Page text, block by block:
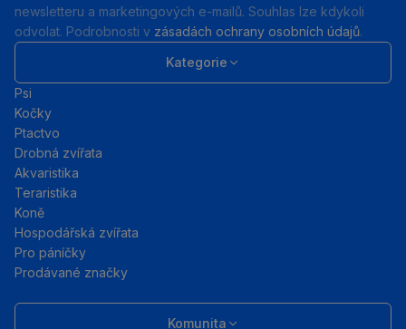
newsletteru a marketingových e-mailů. Souhlas lze kdykoli
odvolat. Podrobnosti v zásadách ochrany osobních údajů.
Kategorie
Psi
Kočky
Ptactvo
Drobná zvířata
Akvaristika
Teraristika
Koně
Hospodářská zvířata
Pro páníčky
Prodávané značky
Komunita